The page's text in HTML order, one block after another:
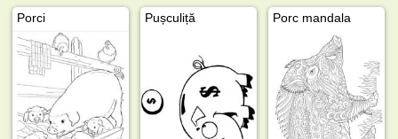
Porci Pușculiță Porc mandala